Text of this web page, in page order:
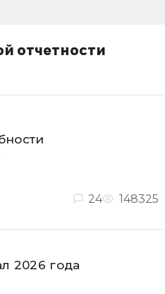
отчетности
24 148325
2026 года